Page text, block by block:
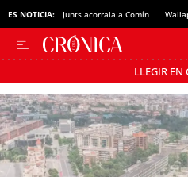
ES NOTICIA: Junts acorrala a Comín
LLEGIR EN
Pásate al MODO